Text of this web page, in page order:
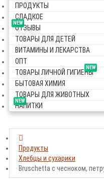
ПРОДУКТЫ
СЛАДКОЕ
NEW
ОТЗЫВЫ
ТОВАРЫ ДЛЯ ДЕТЕЙ
ВИТАМИНЫ И ЛЕКАРСТВА
ОПТ
NEW
ТОВАРЫ ЛИЧНОЙ ГИГИЕНЫ
БЫТОВАЯ ХИМИЯ
ТОВАРЫ ДЛЯ ЖИВОТНЫХ
NEW
НАПИТКИ
Продукты
Хлебцы и сухарики
Bruschetta с чесноком,